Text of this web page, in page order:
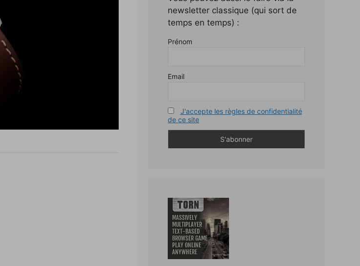
newsletter classique (qui sort de
temps en temps) :
Prénom
Email
J'accepte les règles de confidentialité
de ce site